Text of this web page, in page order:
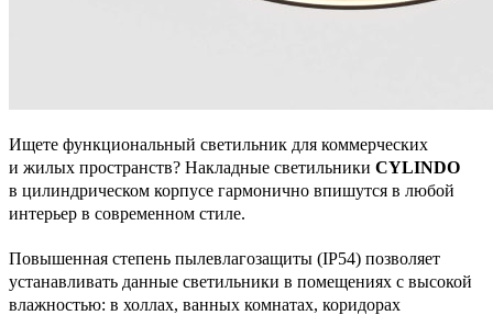
Ищете функциональный светильник для коммерческих
и жилых пространств? Накладные светильники CYLINDO
в цилиндрическом корпусе гармонично впишутся в любой
интерьер в современном стиле.
Повышенная степень пылевлагозащиты (IP54) позволяет
устанавливать данные светильники в помещениях с высокой
влажностью: в холлах, ванных комнатах, коридорах